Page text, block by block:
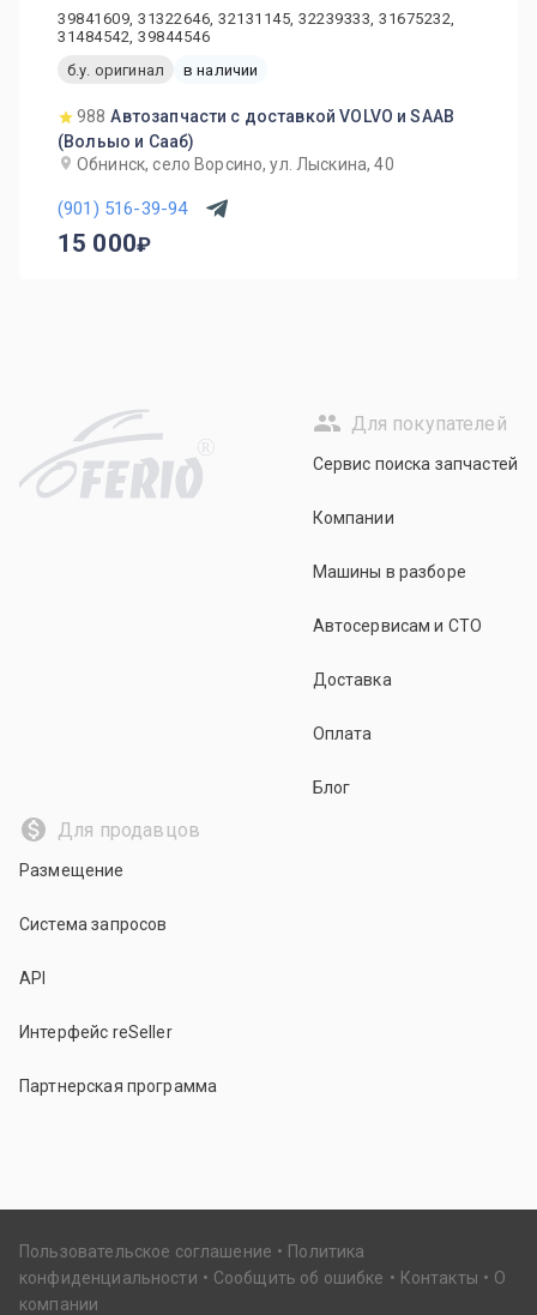
39841609, 31322646, 32131145, 32239333, 31675232,
31484542, 39844546
б.у. оригинал
в наличии
988 Автозапчасти с доставкой VOLVO и SAAB
(Вольыо и Сааб)
Обнинск, село Ворсино, ул. Лыскина, 40
(901) 516-39-94
15 000
R
Для покупателей
Сервис поиска запчастей
Компании
Машины в разборе
Автосервисам и СТО
Доставка
Оплата
Блог
Для продавцов
Размещение
Система запросов
API
Интерфейс reSeller
Партнерская программа
Пользовательское соглашение
Политика
конфиденциальности
Сообщить об ошибке Контакты
О
компании